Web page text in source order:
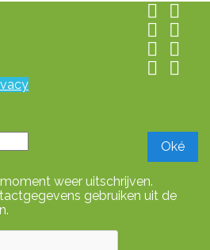
 
 
 
 
weer uitschrijven.
gebruiken uit de